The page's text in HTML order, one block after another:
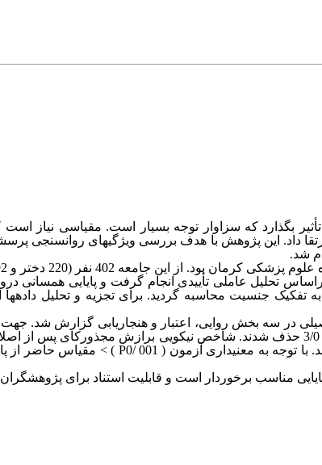
بگذارد که سزاوار توجه بسیار است. مقیاسی نیاز
داد. این پژوهش با هدف بررسی ویژگیهای روانسنجی
شد.
تحلیل عاملی تأییدی انجام گرفت و پایایی همسانی
تفکیک جنسیت محاسبه گردید. برای تجزیه و تحلیل داده­ها
در سه بخش روایی، اعتبار و هنجاریابی گزارش شد. جهت
الگوی تک عاملی، گویه ­های 1، 11، 14، 16، 24 و 25 به­دلیل بار عاملی کمتر از 3/0 حذف شدند. شاخص نیکویی برازش
. با توجه به معنی­داری آزمون ( 001 / 0
( P
< مقیاس حاضر از